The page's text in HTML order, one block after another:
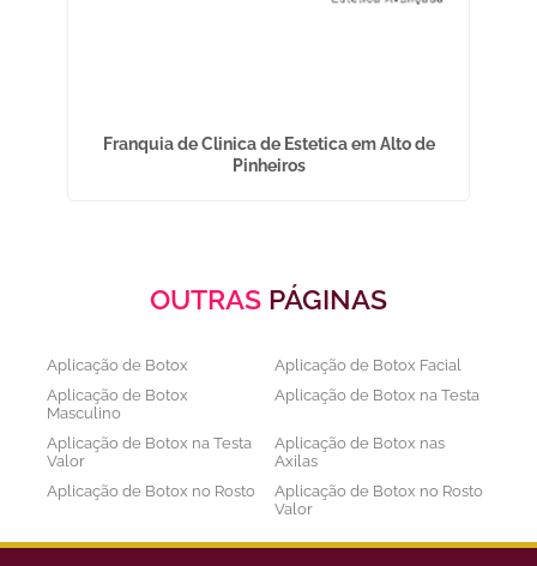
Franquia de Clinica de Estetica em Alto de
Pinheiros
OUTRAS PÁGINAS
Aplicação de Botox
Aplicação de Botox Facial
Aplicação de Botox
Masculino
Aplicação de Botox na Testa
Aplicação de Botox na Testa
Valor
Aplicação de Botox nas
Axilas
Aplicação de Botox no Rosto
Aplicação de Botox no Rosto
Valor
Aplicação de Botox nos
Aplicação de Botox Preço